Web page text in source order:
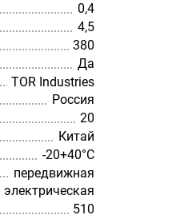
0,4
4,5
380
Да
TOR Industries
Россия
20
Китай
-20+40°С
передвижная
электрическая
510